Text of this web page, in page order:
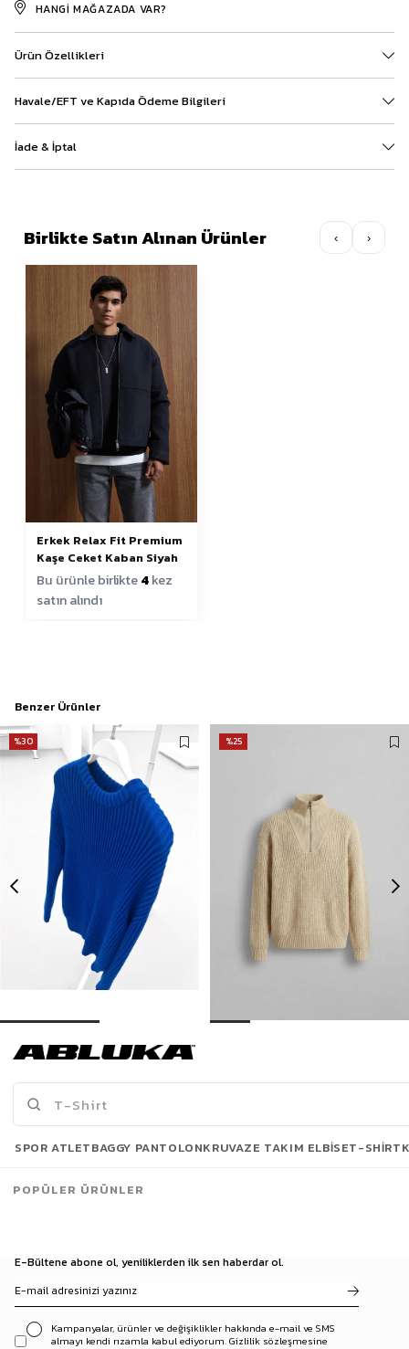
HANGI MAĞAZADA VAR?
Ürün Özellikleri
Havale/EFT ve Kapıda Ödeme Bilgileri
İade & İptal
Birlikte Satın Alınan Ürünler ‹ ›
Erkek Relax Fit Premium
Kaşe Ceket Kaban Siyah
Bu ürünle birlikte4kez
satın alındı
Benzer Ürünler
%30
503,93 TL
719,90 TL
%25
3 Al 2 Öde
Son Bakılanlar
E-Bültene abone ol, yeniliklerden ilk sen haberdar ol.
Kampanyalar, ürünler ve değişiklikler hakkında e-mail ve SMS
almayı kendi rızamla kabul ediyorum. Gizlilik sözleşmesine
SPOR ATLETBAGGY PANTOLONKRUVAZE TAKIM ELBISET-SHIRT
POPÜLER ÜRÜNLER